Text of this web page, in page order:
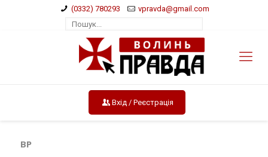
(0332) 780293 vpravda@gmail.com
Вхід / Реєстрація
ВР